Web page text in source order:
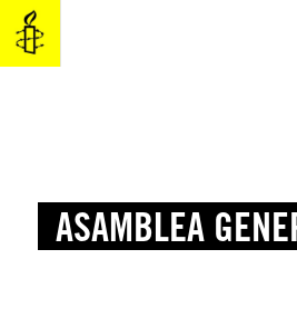
Saltar
contenido
ASAMBLEA